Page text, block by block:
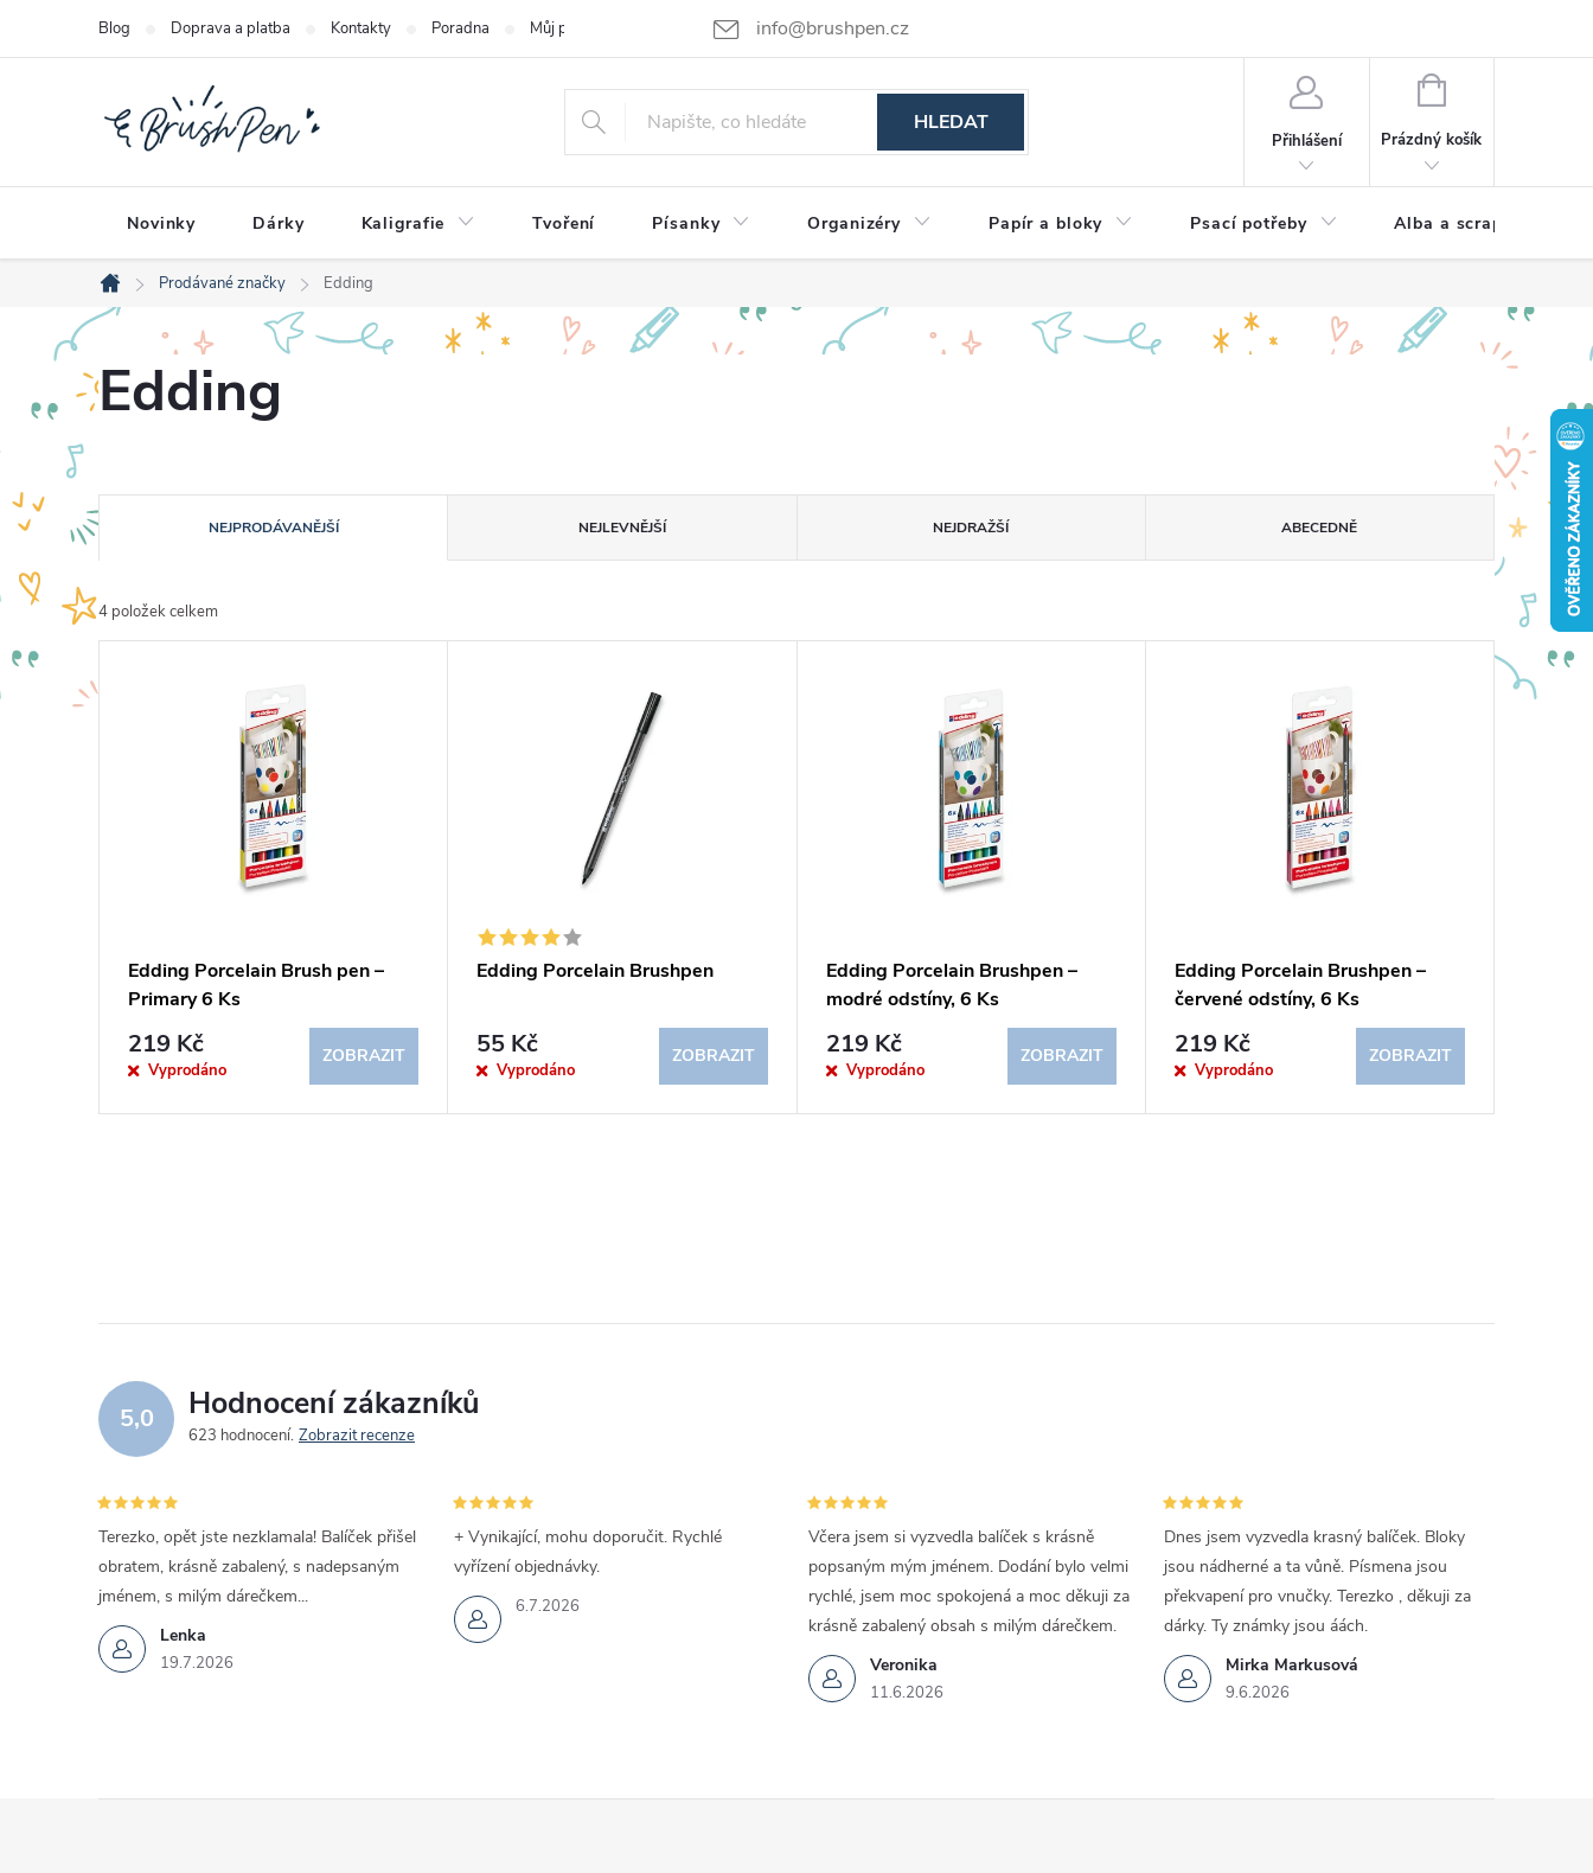
info@brushpen.cz
Blog Doprava a platba Kontakty Poradna Můj příběh Obchodní podmínky Podmínky ochrany osobních údajů
HLEDAT
Přihlášení
NÁKUPNÍ
Prázdný košík
Novinky Dárky Kaligrafie Tvoření Písanky Organizéry Papír a bloky Psací potřeby Alba a scrapbooking
Domů
Prodávané značky Edding
Edding
Ř
a
z
e
u
NEJPRODÁVANĚJŠÍ NEJLEVNĚJŠÍ NEJDRAŽŠÍ ABECEDNĚ
4 položek celkem
t
ů
Edding Porcelain Brush pen –
Primary 6 Ks
219 Kč
Vyprodáno
ZOBRAZIT
Edding Porcelain Brushpen
55 Kč
Vyprodáno
ZOBRAZIT
Edding Porcelain Brushpen –
modré odstíny, 6 Ks
219 Kč
Vyprodáno
ZOBRAZIT
Edding Porcelain Brushpen –
červené odstíny, 6 Ks
219 Kč
Vyprodáno
ZOBRAZIT
d
a
c
í
p
r
v
5,0 Hodnocení zákazníků
623 hodnocení Zobrazit recenze
Lenka
19.7.2026
Terezko, opět jste nezklamala! Balíček přišel
obratem, krásně zabalený, s nadepsaným
jménem, s milým dárečkem...
6.7.2026
+ Vynikající, mohu doporučit. Rychlé
vyřízení objednávky.
Veronika
11.6.2026
Včera jsem si vyzvedla balíček s krásně
popsaným mým jménem. Dodání bylo velmi
rychlé, jsem moc spokojená a moc děkuji za
krásně zabalený obsah s milým dárečkem.
Mirka Markusová
9.6.2026
Dnes jsem vyzvedla krasný balíček. Bloky
jsou nádherné a ta vůně. Písmena jsou
překvapení pro vnučky. Terezko , děkuji za
dárky. Ty známky jsou áách.